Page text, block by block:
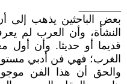
بعض الباحثين يذهب إلى
النشأة، وأن العرب لم
قديما أو حديثا. وأن
الغرب؛ فهي فن أدبي
والحق أن هذا الفن